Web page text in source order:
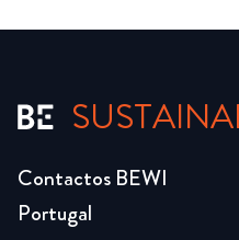
Contactos BEWI
Portugal